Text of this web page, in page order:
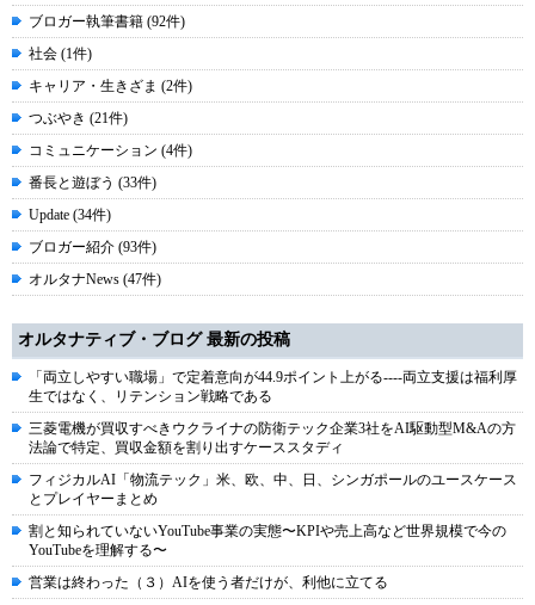
ブロガー執筆書籍 (92件)
社会 (1件)
キャリア・生きざま (2件)
つぶやき (21件)
コミュニケーション (4件)
番長と遊ぼう (33件)
Update (34件)
ブロガー紹介 (93件)
オルタナNews (47件)
オルタナティブ・ブログ 最新の投稿
「両立しやすい職場」で定着意向が44.9ポイント上がる----両立支援は福利厚
生ではなく、リテンション戦略である
三菱電機が買収すべきウクライナの防衛テック企業3社をAI駆動型M&Aの方
法論で特定、買収金額を割り出すケーススタディ
フィジカルAI「物流テック」米、欧、中、日、シンガポールのユースケース
とプレイヤーまとめ
割と知られていないYouTube事業の実態〜KPIや売上高など世界規模で今の
YouTubeを理解する〜
営業は終わった（３）AIを使う者だけが、利他に立てる